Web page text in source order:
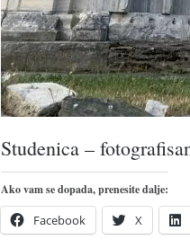
Studenica –
Ako vam se dopada, prenesite dalje:
Facebook X